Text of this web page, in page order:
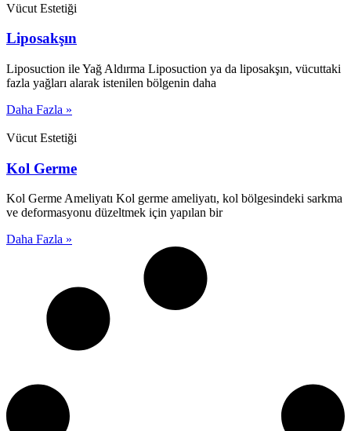
Vücut Estetiği
Liposakşın
Liposuction ile Yağ Aldırma Liposuction ya da liposakşın, vücuttaki
fazla yağları alarak istenilen bölgenin daha
Daha Fazla »
Vücut Estetiği
Kol Germe
Kol Germe Ameliyatı Kol germe ameliyatı, kol bölgesindeki sarkma
ve deformasyonu düzeltmek için yapılan bir
Daha Fazla »